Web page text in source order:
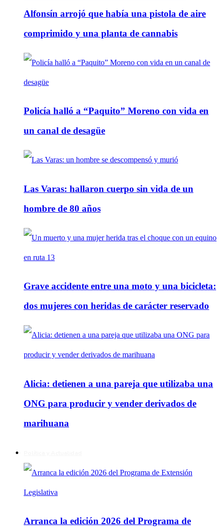
Alfonsín arrojó que había una pistola de aire
comprimido y una planta de cannabis
Policía halló a “Paquito” Moreno con vida en
un canal de desagüe
Las Varas: hallaron cuerpo sin vida de un
hombre de 80 años
Grave accidente entre una moto y una bicicleta:
dos mujeres con heridas de carácter reservado
Alicia: detienen a una pareja que utilizaba una
ONG para producir y vender derivados de
marihuana
Arranca la edición 2026 del Programa de